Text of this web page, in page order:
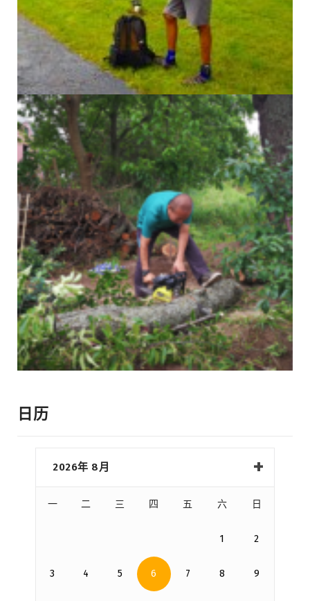
日历
2026年 8月
一 二 三 四 五 六 日
1 2
3 4 5 6 7 8 9